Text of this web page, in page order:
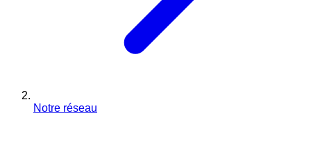
Notre réseau